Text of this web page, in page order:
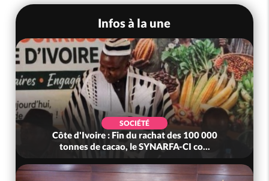
Infos à la une
SOCIÉTÉ
Côte d'Ivoire : Fin du rachat des 100 000
tonnes de cacao, le SYNARFA-CI co...